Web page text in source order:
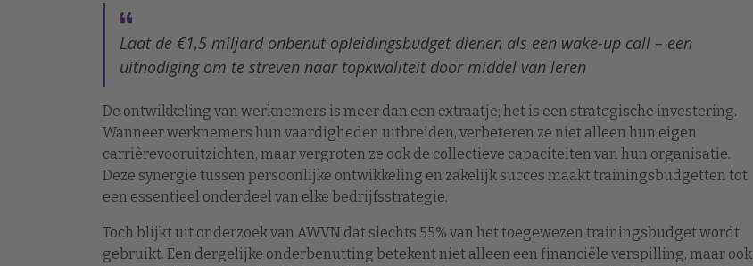
Laat de €1,5 miljard onbenut opleidingsbudget dienen als een wake-up call – een
uitnodiging om te streven naar topkwaliteit door middel van leren
De ontwikkeling van werknemers is meer dan een extraatje; het is een strategische investering.
Wanneer werknemers hun vaardigheden uitbreiden, verbeteren ze niet alleen hun eigen
carrièrevooruitzichten, maar vergroten ze ook de collectieve capaciteiten van hun organisatie.
Deze synergie tussen persoonlijke ontwikkeling en zakelijk succes maakt trainingsbudgetten tot
een essentieel onderdeel van elke bedrijfsstrategie.
Toch blijkt uit onderzoek van AWVN dat slechts 55% van het toegewezen trainingsbudget wordt
gebruikt. Een dergelijke onderbenutting betekent niet alleen een financiële verspilling, maar ook